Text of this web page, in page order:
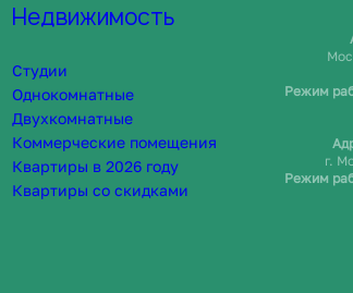
Недвижимость
Студии
Однокомнатные
Двухкомнатные
Коммерческие помещения
Квартиры в 2026 году
Квартиры со скидками
Режим
г.
Режим